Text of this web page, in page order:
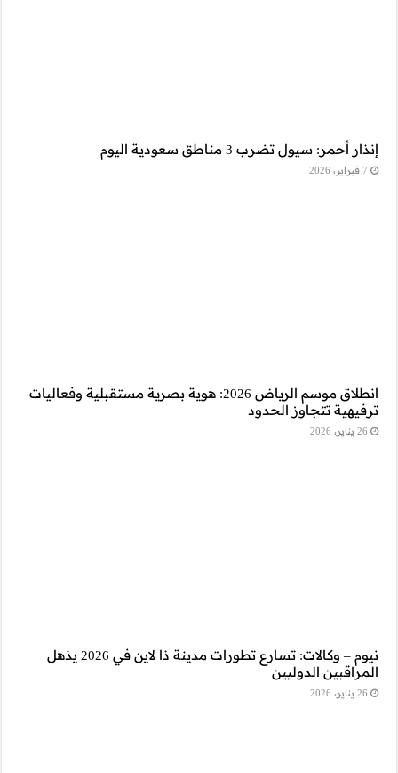
هوية بصرية مستقبلية وفعاليات
نيوم – وكالات: تسارع تطورات مدينة ذا لاين في 2026 يذهل